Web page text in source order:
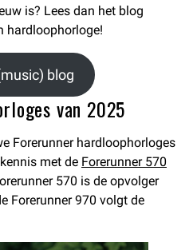
is? Lees dan het blog
hardloophorloge!
blog
van 2025
Forerunner hardloophorloges
met de Forerunner 570
570 is de opvolger
Forerunner 970 volgt de